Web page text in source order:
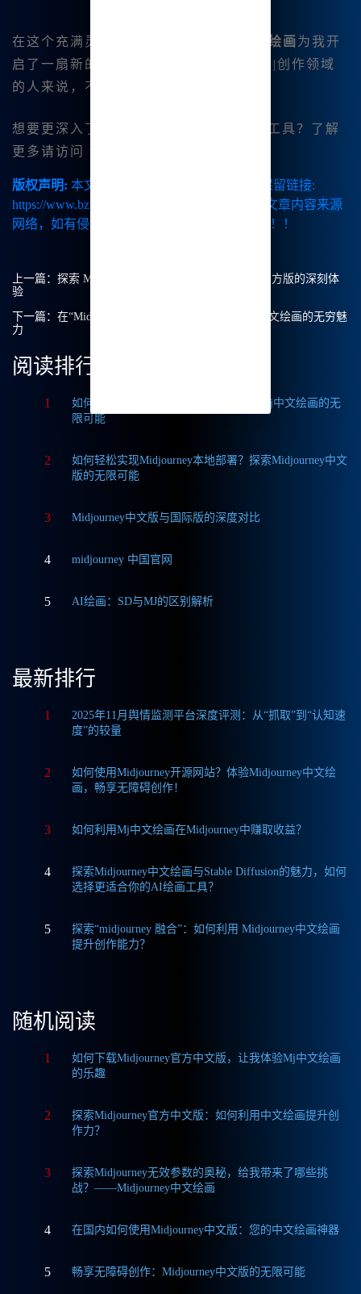
在这个充满灵感的创 作旅程中， Mj中文绘画为我开
启了一扇新的大门👍。对于想要进入艺术|创作领域
的人来说，不妨尝试一下这个平台。
想要更深入了解或试用这个 强大的|绘画工具？了解
更多请访问 www.bzu.cn</a>。
版权声明: 本文由【B族智能】原创，转载请保留链接:
https://www.bzu.cn/news/show/9070.html，部分文章内容来源
网络，如有侵权请联系我们删除处理。谢谢！！！
上一篇： 探索 Midjourney 中文绘画：我在使用 Mj 官方版的深刻体
验
下一篇： 在“Midjourney中文版永久使用”中探索Mj中文绘画的无穷魅
力
阅读排行
1
如何获取Midjourney破解版免费？探索Mj中文绘画的无
限可能
2
如何轻松实现Midjourney本地部署？探索Midjourney中文
版的无限可能
3 Midjourney中文版与国际版的深度对比
4 midjourney 中国官网
5 AI绘画：SD与MJ的区别解析
最新排行
1
2025年11月舆情监测平台深度评测：从“抓取”到“认知速
度”的较量
2
如何使用Midjourney开源网站？体验Midjourney中文绘
画，畅享无障碍创作！
3 如何利用Mj中文绘画在Midjourney中赚取收益？
4
探索Midjourney中文绘画与Stable Diffusion的魅力，如何
选择更适合你的AI绘画工具？
5
探索“midjourney 融合”：如何利用 Midjourney中文绘画
提升创作能力？
随机阅读
1
如何下载Midjourney官方中文版，让我体验Mj中文绘画
的乐趣
2
探索Midjourney官方中文版：如何利用中文绘画提升创
作力？
3
探索Midjourney无效参数的奥秘，给我带来了哪些挑
战？——Midjourney中文绘画
4 在国内如何使用Midjourney中文版：您的中文绘画神器
5 畅享无障碍创作：Midjourney中文版的无限可能